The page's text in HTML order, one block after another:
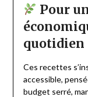
Pour
quotidien
Ces recettes
accessible,
budget serré,